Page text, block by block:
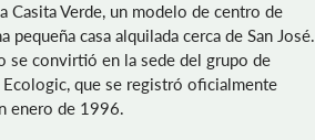
Casita Verde, un modelo de centro de
casa alquilada cerca de San José.
se convirtió en la sede del grupo de
que se registró oficialmente
enero de 1996.